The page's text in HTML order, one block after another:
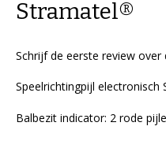
van
de
gallerij
Stramatel®
Schrijf de eerste review over
Speelrichtingpijl electronisch
Balbezit indicator: 2 rode